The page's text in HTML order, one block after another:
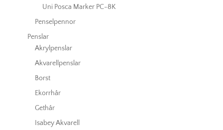
Uni Posca Marker PC-8K
Penselpennor
Penslar
Akrylpenslar
Akvarellpenslar
Borst
Ekorrhår
Gethår
Isabey Akvarell